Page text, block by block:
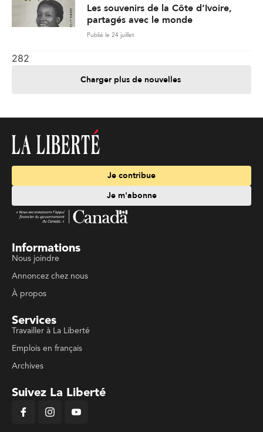
Les souvenirs de la Côte d’Ivoire,
partagés avec le monde
Publié le 24 juillet
282
Charger plus de nouvelles
Je contribue
Je m'abonne
Informations
Nous joindre
Annoncez chez nous
À propos
Services
Travailler à La Liberté
Emplois en français
Archives
Suivez La Liberté